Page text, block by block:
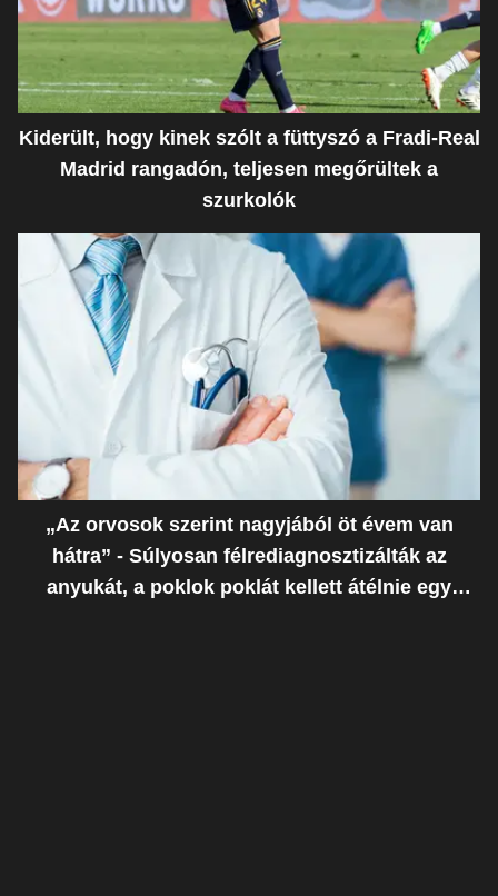
Kiderült, hogy kinek szólt a füttyszó a Fradi-Real
Madrid rangadón, teljesen megőrültek a
szurkolók
„Az orvosok szerint nagyjából öt évem van
hátra” - Súlyosan félrediagnosztizálták az
anyukát, a poklok poklát kellett átélnie egy